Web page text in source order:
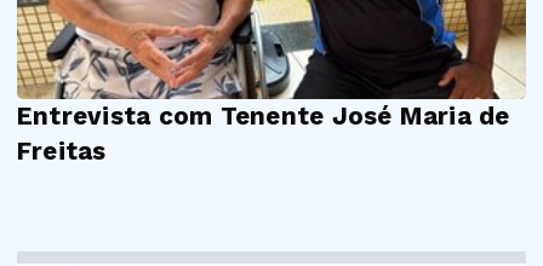
Entrevista com Tenente José Maria de
Freitas